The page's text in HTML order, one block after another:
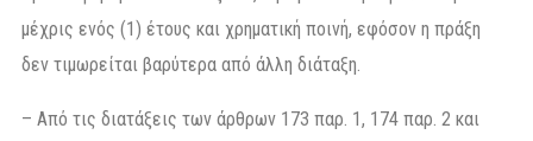
μέχρις ενός (1) έτους και χρηματική ποινή, εφόσον η πράξη
δεν τιμωρείται βαρύτερα από άλλη διάταξη.
– Από τις διατάξεις των άρθρων 173 παρ. 1, 174 παρ. 2 και